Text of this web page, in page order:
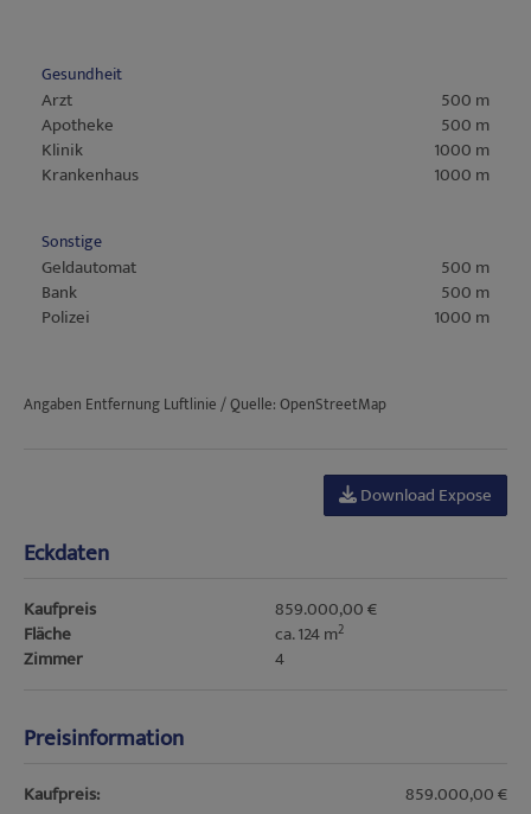
Gesundheit
Arzt
500 m
Apotheke
500 m
Klinik
1000 m
Krankenhaus
1000 m
Sonstige
Geldautomat
500 m
Bank
500 m
Polizei
1000 m
Angaben Entfernung Luftlinie / Quelle: OpenStreetMap
Download Expose
Eckdaten
Kaufpreis
859.000,00 €
Fläche
ca. 124 m2
Zimmer 4
Preisinformation
Kaufpreis:
859.000,00 €